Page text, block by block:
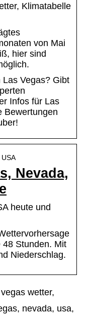
Klimatabelle
von Mai
hier sind
Vegas? Gibt
Infos für Las
Bewertungen
Nevada,
heute und
Stunden. Mit
Niederschlag.
wetter,
nevada, usa,